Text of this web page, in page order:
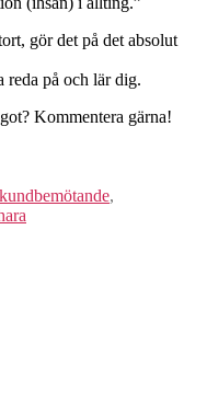
gör det på det absolut
reda på och lär dig.
Kommentera gärna!
kundbemötande,